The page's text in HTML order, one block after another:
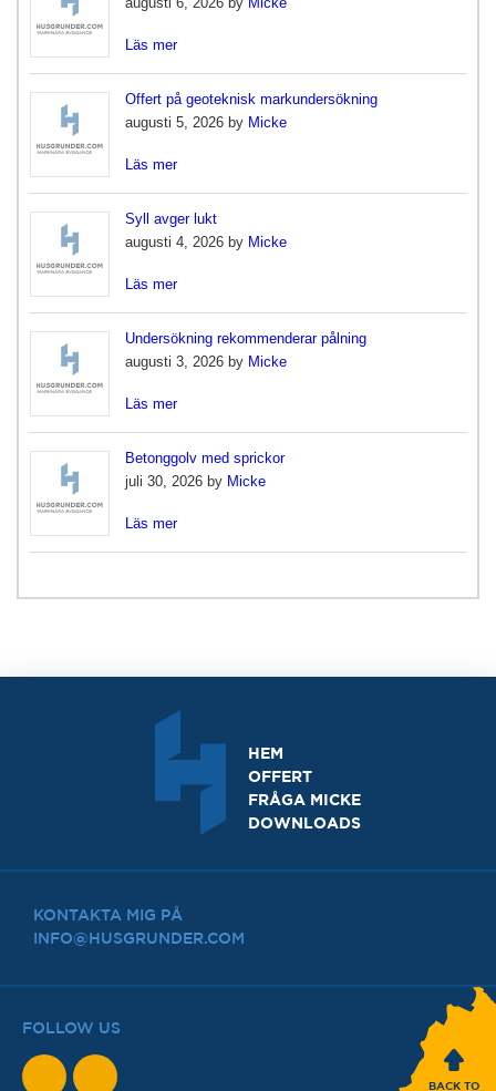
Läs mer
Offert på geoteknisk markundersökning
augusti 5, 2026 by Micke
Läs mer
Syll avger lukt
augusti 4, 2026 by Micke
Läs mer
Undersökning rekommenderar pålning
augusti 3, 2026 by Micke
Läs mer
Betonggolv med sprickor
juli 30, 2026 by Micke
Läs mer
HEM
OFFERT
FRÅGA MICKE
DOWNLOADS
KONTAKTA MIG PÅ
INFO@HUSGRUNDER.COM
FOLLOW US
BACK TO